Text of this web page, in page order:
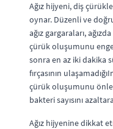
Ağız hijyeni, diş
oynar. Düzenli ve
ağız gargaraları,
çürük oluşumunu
sonra en az iki dakika
fırçasının
çürük oluşumunu
bakteri sayısını
Ağız hijyenine dikkat